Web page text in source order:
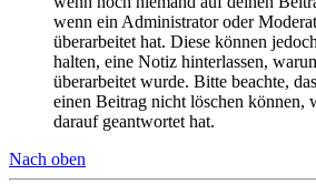
wenn ein Administrator oder
überarbeitet hat. Diese können
halten, eine Notiz hinterlassen,
überarbeitet wurde. Bitte beachte,
einen Beitrag nicht löschen können,
darauf geantwortet hat.
Nach oben